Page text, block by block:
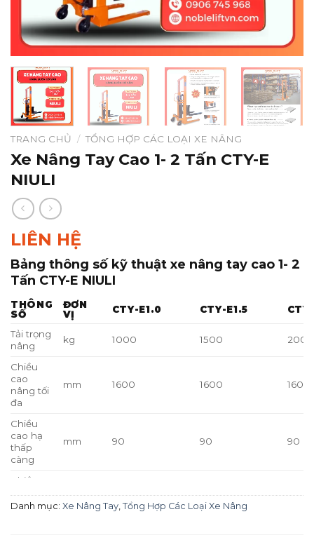
TRANG CHỦ / TỔNG HỢP CÁC LOẠI XE NÂNG
Xe Nâng Tay Cao 1- 2 Tấn CTY-E
NIULI
LIÊN HỆ
Bảng thông số kỹ thuật xe nâng tay cao 1- 2
Tấn CTY-E NIULI
THÔNG
SỐ
ĐƠN
VỊ
CTY-E1.0 CTY-E1.5
Tải trọng
nâng
kg 1000 1500 2000
Chiều
cao
nâng tối
đa
mm 1600 1600 1600
Chiều
cao hạ
thấp
càng
mm 90 90 90
Chiều
nâng
Danh mục: Xe Nâng Tay Tổng Hợp Các Loại Xe Nâng